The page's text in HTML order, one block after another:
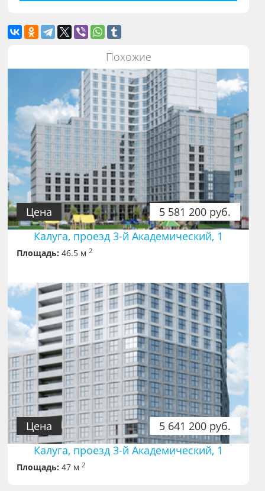
Похожие
5 581 200 руб.
Цена
Калуга, проезд 3-й Академический, 1
Площадь: 46.5 м2
5 641 200 руб.
Цена
Калуга, проезд 3-й Академический, 1
Площадь: 47 м2